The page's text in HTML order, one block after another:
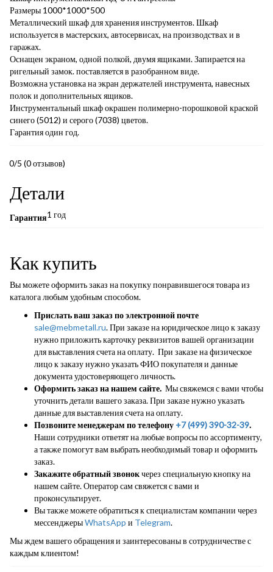
Размеры 1000*1000*500
Металлический шкаф для хранения инструментов. Шкаф
используется в мастерских, автосервисах, на производствах и в
гаражах.
Оснащен экраном, одной полкой, двумя ящиками. Запирается на
ригельный замок. поставляется в разобранном виде.
Возможна установка на экран держателей инструмента, навесных
полок и дополнительных ящиков.
Инструментальный шкаф окрашен полимерно-порошковой краской
синего (5012) и серого (7038) цветов.
Гарантия один год.
0/5 (0 отзывов)
Детали
Гарантия1 год
Как купить
Вы можете оформить заказ на покупку понравившегося товара из
каталога любым удобным способом.
Прислать ваш заказ по электронной почте
sale@mebmetall.ru. При заказе на юридическое лицо к заказу
нужно приложить карточку реквизитов вашей организации
для выставления счета на оплату. При заказе на физическое
лицо к заказу нужно указать ФИО покупателя и данные
документа удостоверяющего личность.
Оформить заказ на нашем сайте. Мы свяжемся с вами чтобы
уточнить детали вашего заказа. При заказе нужно указать
данные для выставления счета на оплату.
Позвоните менеджерам по телефону +7 (499) 390-32-39.
Наши сотрудники ответят на любые вопросы по ассортименту,
а также помогут вам выбрать необходимый товар и оформить
заказ.
Закажите обратный звонокчерез специальную кнопку на
нашем сайте. Оператор сам свяжется с вами и
проконсультирует.
Вы также можете обратиться к специалистам компании через
мессенджерыWhatsApp и Telegram.
Мы ждем вашего обращения и заинтересованы в сотрудничестве с
каждым клиентом!